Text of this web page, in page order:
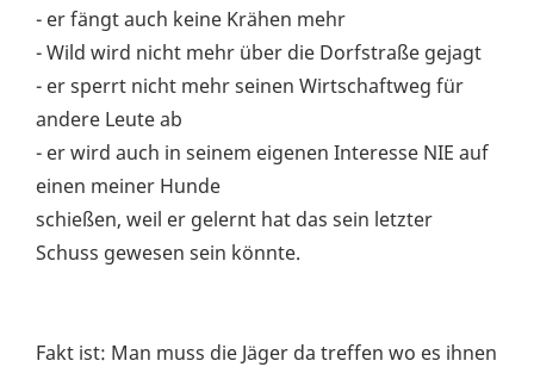
- er fängt auch keine Krähen mehr
- Wild wird nicht mehr über die Dorfstraße gejagt
- er sperrt nicht mehr seinen Wirtschaftweg für
andere Leute ab
- er wird auch in seinem eigenen Interesse NIE auf
einen meiner Hunde
schießen, weil er gelernt hat das sein letzter
Schuss gewesen sein könnte.
Fakt ist: Man muss die Jäger da treffen wo es ihnen